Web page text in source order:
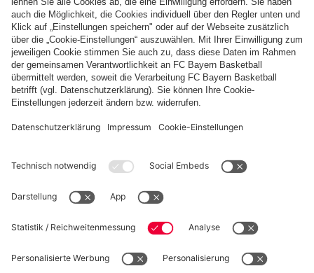
Top Kategorien
Hilfe & Services
Weitere Kategorien
Folge uns